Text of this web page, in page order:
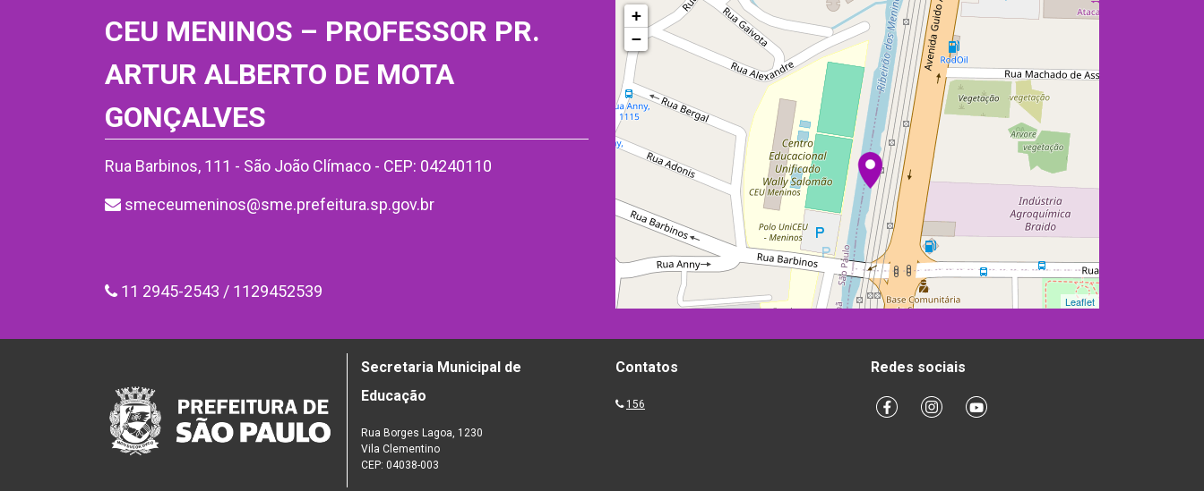
CEU MENINOS – PROFESSOR PR.
ARTUR ALBERTO DE MOTA
GONÇALVES
Rua Barbinos, 111 - São João Clímaco - CEP: 04240110
smeceumeninos@sme.prefeitura.sp.gov.br
11 2945-2543 / 1129452539
+
−
Leaflet
Secretaria Municipal de
Educação
Rua Borges Lagoa, 1230
Vila Clementino
CEP: 04038-003
Contatos
156
Redes sociais